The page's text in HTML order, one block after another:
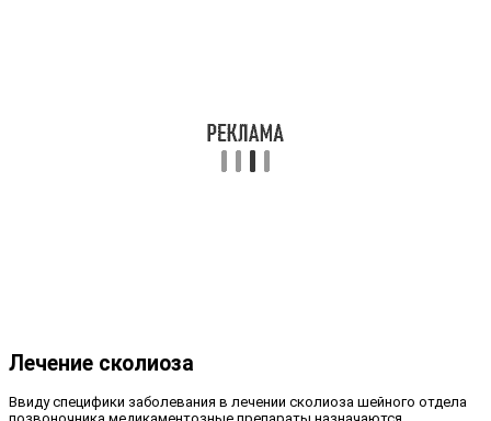
Лечение сколиоза
Ввиду специфики заболевания в лечении сколиоза шейного отдела